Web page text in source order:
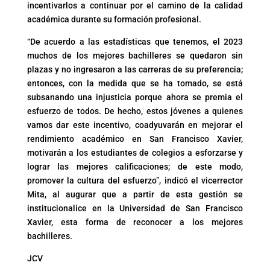
incentivarlos a continuar por el camino de la calidad
académica durante su formación profesional.
“De acuerdo a las estadísticas que tenemos, el 2023
muchos de los mejores bachilleres se quedaron sin
plazas y no ingresaron a las carreras de su preferencia;
entonces, con la medida que se ha tomado, se está
subsanando una injusticia porque ahora se premia el
esfuerzo de todos. De hecho, estos jóvenes a quienes
vamos dar este incentivo, coadyuvarán en mejorar el
rendimiento académico en San Francisco Xavier,
motivarán a los estudiantes de colegios a esforzarse y
lograr las mejores calificaciones; de este modo,
promover la cultura del esfuerzo”, indicó el vicerrector
Mita, al augurar que a partir de esta gestión se
institucionalice en la Universidad de San Francisco
Xavier, esta forma de reconocer a los mejores
bachilleres.
JCV